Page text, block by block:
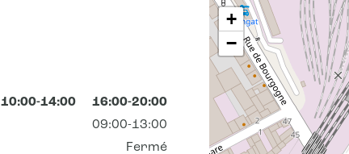
10:00-14:00
16:00-20:00
09:00-13:00
Fermé
+
−